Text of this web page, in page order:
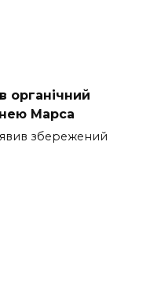
органічний
Марса
збережений